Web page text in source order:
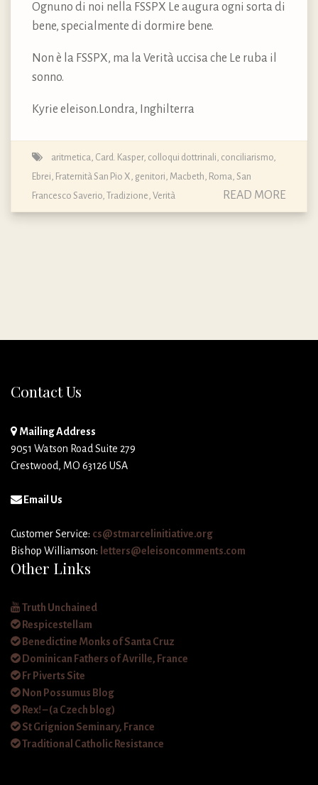
Ognuno di noi nella FSSPX Le augura ogni sorta di
bene, specialmente di dormire bene.
Non è la FSSPX, ma la Verità uccisa che Le ruba il
sonno.
Kyrie eleison.Londra, Inghilterra
aritmetica, Card. Kasper, colloqui dottrinali, conciliarismo,
Ebrei, Fraternità San Pio X, genitori, Macbeth, Roma, San
Francesco Saverio, Tradizione, Verità READ MORE
Contact Us
Mailing Address
9051 Watson Road Suite 279
Crestwood, MO 63126 USA
Email Us
Customer Service: cs@stmarcelinitiative.org
Bishop Williamson: letters@eleisoncomments.com
Other Links
Truth Unchained
Respicestellam
Benedictine Monks of Santa Cruz
Dominican Fathers of Avrille, France
Fr Piverts Site
Non Possumus Blog
Rex! – (a Czech blog)
St Grignion Seminary, France
Traditional Catholic Resistance